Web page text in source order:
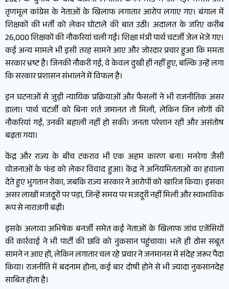
तृणमूल कांग्रेस के नेताओं के खिलाफ लगातार आरोप लगाए गए। बंगाल में
शिक्षकों की भर्ती को लेकर घोटाले की बात उठी। अदालत के जरिए करीब
26,000 शिक्षकों की नौकरियां चली गईं। शिक्षा मंत्री पार्थ चटर्जी जेल भेजे गए।
कई अन्य मामले भी इसी तरह सामने आए और जोरदार प्रचार हुआ कि ममता
सरकार भ्रष्ट है। जिनकी नौकरी गई, वे केवल दुखी ही नहीं हुए, बल्कि उन्हें लगा
कि सरकार प्रशासन संभालने में विफल है।
इन घटनाओं से जुड़ी न्यायिक प्रक्रियाओं और फैसलों ने भी राजनीतिक असर
डाला। पार्थ चटर्जी को बिना शर्त जमानत तो मिली, लेकिन जिन लोगों की
नौकरियां गईं, उनकी बहाली नहीं हो सकी। जनता परेशान रही और असंतोष
बढ़ता गया।
केंद्र और राज्य के बीच टकराव भी एक अहम कारण बना। मनरेगा जैसी
योजनाओं के फंड को लेकर विवाद हुआ। केंद्र ने अनियमितताओं का हवाला
देते हुए भुगतान रोका, जबकि राज्य सरकार ने आरोपों को खारिज किया। इसका
असर लाखों मजदूरों पर पड़ा, जिन्हें समय पर मजदूरी नहीं मिली और स्वाभाविक
रूप से नाराजगी बढ़ी।
इसके अलावा अभिषेक बनर्जी समेत कई नेताओं के खिलाफ जांच एजेंसियों
की कार्रवाई ने भी पार्टी की छवि को नुकसान पहुंचाया। भले ही ठोस सबूत
सामने न आए हों, लेकिन लगातार चल रहे प्रचार ने जनमानस में संदेह जरूर पैदा
किया। राजनीति में बदनाम होना, कई बार दोषी होने से भी ज्यादा नुकसानदेह
साबित होता है।